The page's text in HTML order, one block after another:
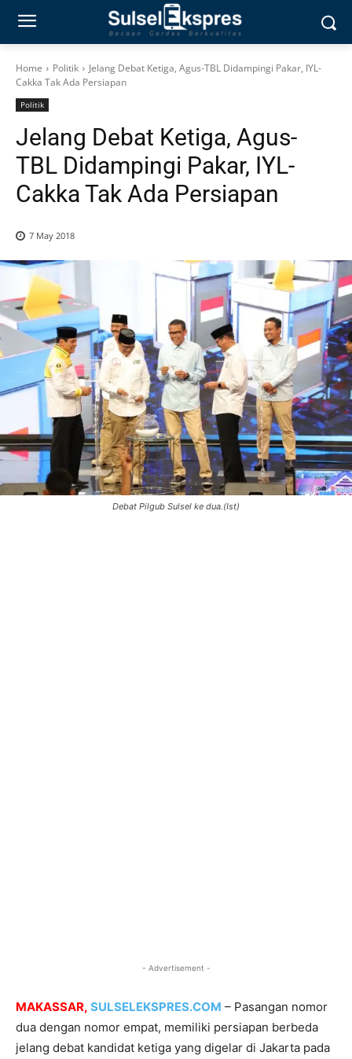
Home Politik
Jelang Debat Ketiga, Agus-TBL Didampingi Pakar, IYL-
Cakka Tak Ada Persiapan
Politik
Jelang Debat Ketiga, Agus-
TBL Didampingi Pakar, IYL-
Cakka Tak Ada Persiapan
7 May 2018
Debat Pilgub Sulsel ke dua.(Ist)
- Advertisement -
MAKASSAR, SULSELEKSPRES.COM – Pasangan nomor
dua dengan nomor empat, memiliki persiapan berbeda
jelang debat kandidat ketiga yang digelar di Jakarta pada